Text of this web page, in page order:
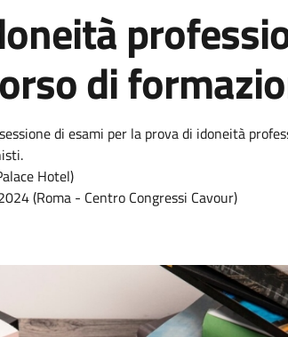
di
di esami per la prova di idoneità
Hotel)
(Roma - Centro Congressi Cavour)